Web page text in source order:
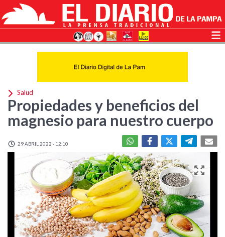
Salud
Propiedades y beneficios del
magnesio para nuestro cuerpo
29 ABRIL 2022 - 12:10